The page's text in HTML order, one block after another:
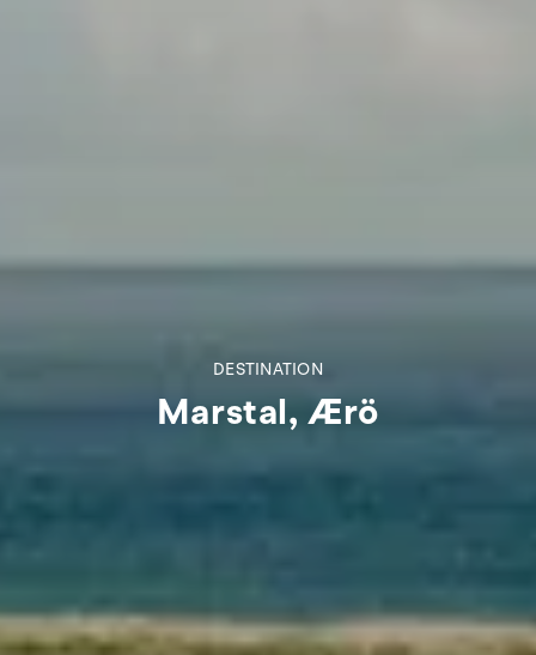
DESTINATION
Marstal, Ærö